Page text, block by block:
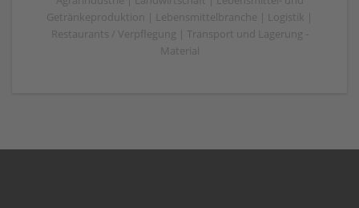
Getränkeproduktion | Lebensmittelbranche | Logistik |
Restaurants / Verpflegung | Transport und Lagerung -
Material